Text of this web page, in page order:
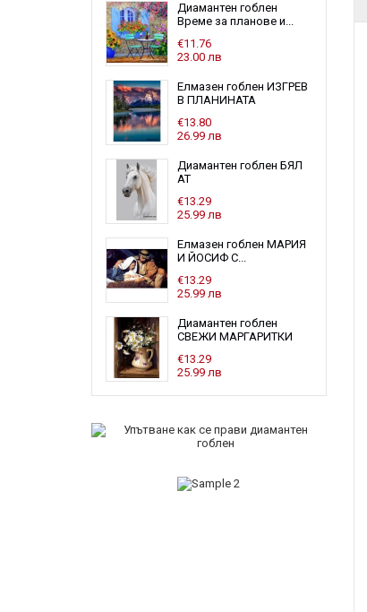
Диамантен гоблен
Време за планове и...
€11.76
23.00 лв
Елмазен гоблен ИЗГРЕВ
В ПЛАНИНАТА
€13.80
26.99 лв
Диамантен гоблен БЯЛ
АТ
€13.29
25.99 лв
Елмазен гоблен МАРИЯ
И ЙОСИФ С...
€13.29
25.99 лв
Диамантен гоблен
СВЕЖИ МАРГАРИТКИ
€13.29
25.99 лв